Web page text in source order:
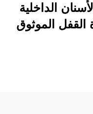
الداخلية
القفل الموثوق